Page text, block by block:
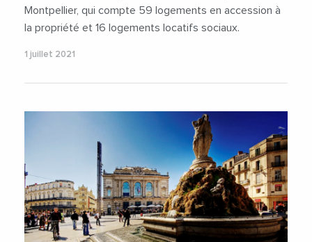
Montpellier, qui compte 59 logements en accession à
la propriété et 16 logements locatifs sociaux.
1 juillet 2021